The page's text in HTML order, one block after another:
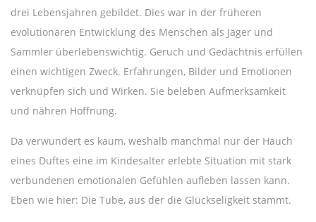
drei Lebensjahren gebildet. Dies war in der früheren
evolutionären Entwicklung des Menschen als Jäger und
Sammler überlebenswichtig. Geruch und Gedächtnis erfüllen
einen wichtigen Zweck. Erfahrungen, Bilder und Emotionen
verknüpfen sich und Wirken. Sie beleben Aufmerksamkeit
und nähren Hoffnung.
Da verwundert es kaum, weshalb manchmal nur der Hauch
eines Duftes eine im Kindesalter erlebte Situation mit stark
verbundenen emotionalen Gefühlen aufleben lassen kann.
Eben wie hier: Die Tube, aus der die Glückseligkeit stammt.